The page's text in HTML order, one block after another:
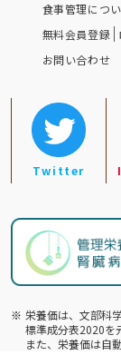
食事管理につ
無料会員登録
お問い合わせ
Twitter
※ 栄養価は、文部科
標準成分表2020を
また、栄養価は自